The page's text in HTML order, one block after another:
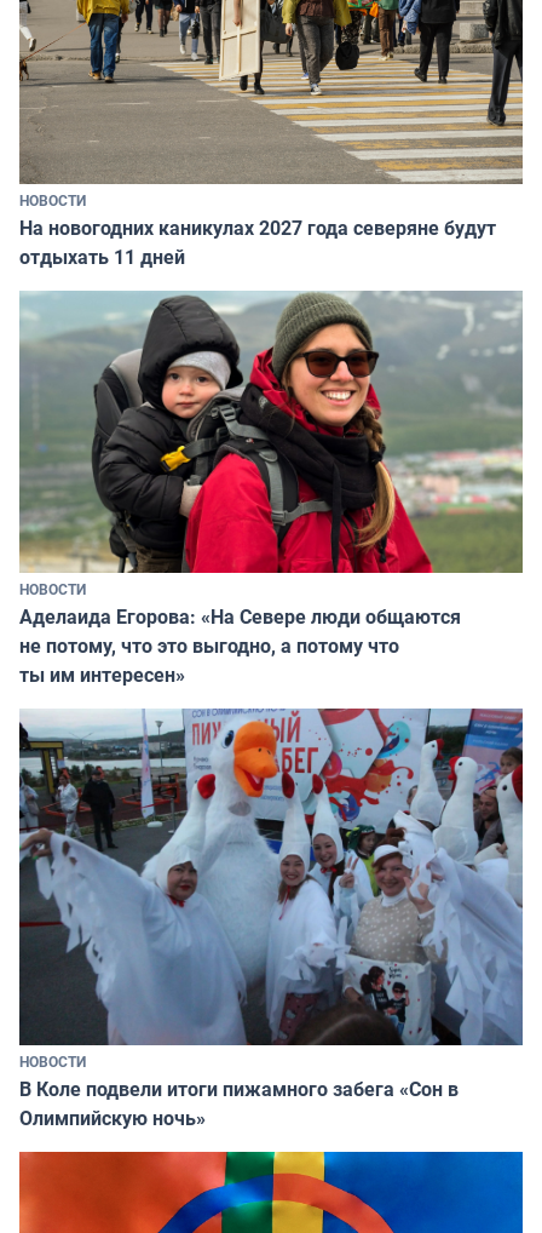
НОВОСТИ
На новогодних каникулах 2027 года северяне будут
отдыхать 11 дней
НОВОСТИ
Аделаида Егорова: «На Севере люди общаются
не потому, что это выгодно, а потому что
ты им интересен»
НОВОСТИ
В Коле подвели итоги пижамного забега «Сон в
Олимпийскую ночь»